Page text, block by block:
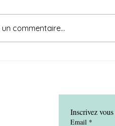
un commentaire...
Inscrivez
Email *